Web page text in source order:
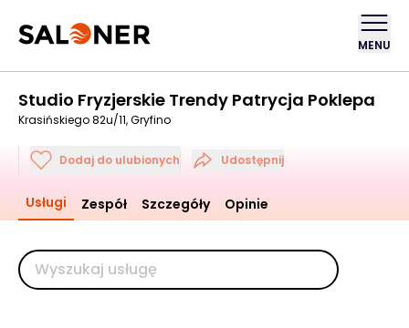
MENU
Studio Fryzjerskie Trendy Patrycja Poklepa
Krasińskiego 82u/11, Gryfino
Dodaj do ulubionych Udostępnij
Usługi Zespół Szczegóły Opinie